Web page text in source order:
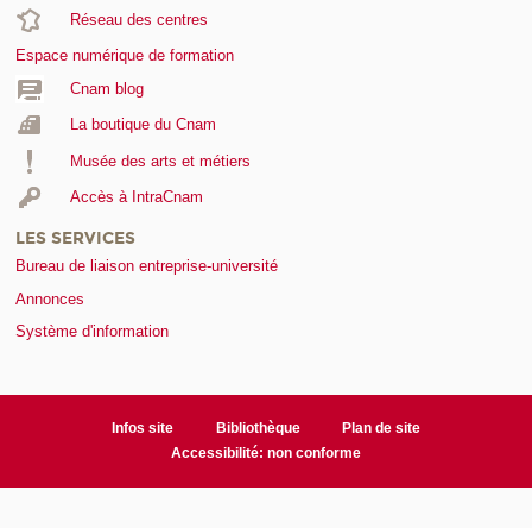
Réseau des centres
Espace numérique de formation
Cnam blog
La boutique du Cnam
Musée des arts et métiers
Accès à IntraCnam
LES SERVICES
Bureau de liaison entreprise-université
Annonces
Système d'information
Infos site Bibliothèque
Plan de site
Accessibilité: non conforme